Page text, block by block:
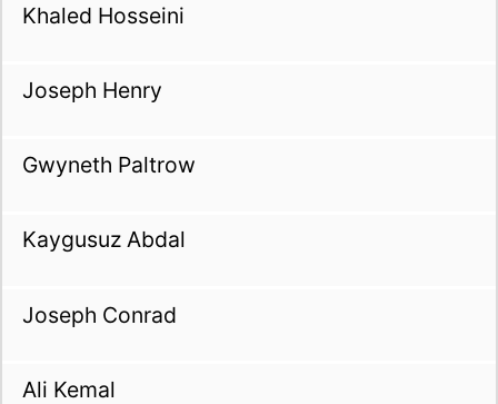
Khaled Hosseini
Joseph Henry
Gwyneth Paltrow
Kaygusuz Abdal
Joseph Conrad
Ali Kemal